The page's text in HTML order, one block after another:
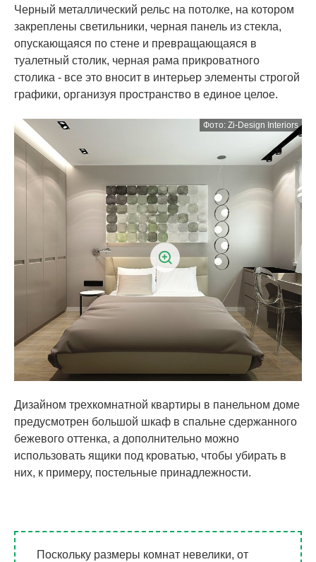
Черный металлический рельс на потолке, на котором
закреплены светильники, черная панель из стекла,
опускающаяся по стене и превращающаяся в
туалетный столик, черная рама прикроватного
столика - все это вносит в интерьер элементы строгой
графики, организуя пространство в единое целое.
Дизайном трехкомнатной квартиры в панельном доме
предусмотрен большой шкаф в спальне сдержанного
бежевого оттенка, а дополнительно можно
использовать ящики под кроватью, чтобы убирать в
них, к примеру, постельные принадлежности.
Поскольку размеры комнат невелики, от